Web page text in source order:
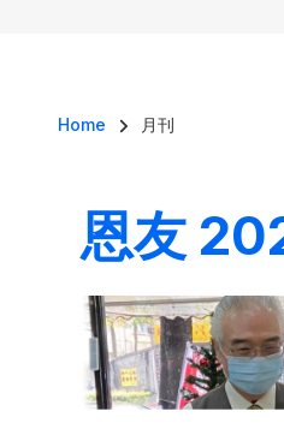
導航連結
Home 月刊
恩友